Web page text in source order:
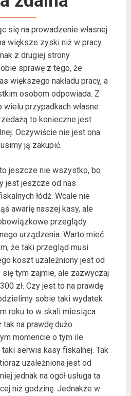
się na prowadzenie własnej
większe zyski niż w pracy
z drugiej strony
sprawę z tego, że
większego nakładu pracy, a
osobom odpowiada. Z
przypadkach własne
to konieczne jest
Oczywiście nie jest ona
ją zakupić.
jeszcze nie wszystko, bo
jest jeszcze od nas
łódź. Wcale nie
awarię naszej kasy, ale
przeglądy
urządzenia. Warto mieć
że taki przegląd musi
koszt uzależniony jest od
tym zajmie, ale zazwyczaj
zł. Czy jest to na prawdę
sobie taki wydatek
roku to w skali miesiąca
na prawdę dużo.
momencie o tym ile
serwis kasy fiskalnej. Tak
uzależniona jest od
jednak na ogół usługa ta
niż godzinę. Jednakże w